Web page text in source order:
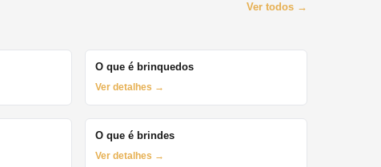
Ver todos →
O que é brinquedos
Ver detalhes →
O que é brindes
Ver detalhes →